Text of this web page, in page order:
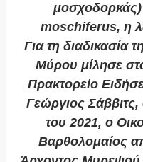
μοσχοδορκάς)
moschiferus, η
Για τη διαδικασία
Μύρου μίλησε
Πρακτορείο
Γεώργιος
του 2021, ο
Βαρθολομαίος